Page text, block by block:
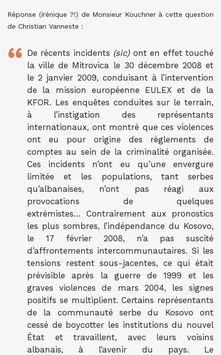
Réponse (irénique ?!) de Monsieur Kouchner à cette question
de Christian Vanneste :
De récents incidents (sic)ont en effet touché
la ville de Mitrovica le 30 décembre 2008 et
le 2 janvier 2009, conduisant à l’intervention
de la mission européenne EULEX et de la
KFOR. Les enquêtes conduites sur le terrain,
à l’instigation des représentants
internationaux, ont montré que ces violences
ont eu pour origine des règlements de
comptes au sein de la criminalité organisée.
Ces incidents n’ont eu qu’une envergure
limitée et les populations, tant serbes
qu’albanaises, n’ont pas réagi aux
provocations de quelques
extrémistes… Contrairement aux pronostics
les plus sombres, l’indépendance du Kosovo,
le 17 février 2008, n’a pas suscité
d’affrontements intercommunautaires. Si les
tensions restent sous-jacentes, ce qui était
prévisible après la guerre de 1999 et les
graves violences de mars 2004, les signes
positifs se multiplient. Certains représentants
de la communauté serbe du Kosovo ont
cessé de boycotter les institutions du nouvel
État et travaillent, avec leurs voisins
albanais, à l’avenir du pays. Le